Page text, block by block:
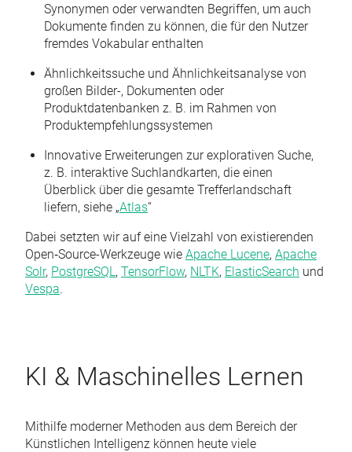
Synonymen oder verwandten Begriffen, um auch
Dokumente finden zu können, die für den Nutzer
fremdes Vokabular enthalten
Ähnlichkeitssuche und Ähnlichkeitsanalyse von
großen Bilder-, Dokumenten oder
Produktdatenbanken z. B. im Rahmen von
Produktempfehlungssystemen
Innovative Erweiterungen zur explorativen Suche,
z. B. interaktive Suchlandkarten, die einen
Überblick über die gesamte Trefferlandschaft
liefern, siehe „Atlas“
Dabei setzten wir auf eine Vielzahl von existierenden
Open‑Source-Werkzeuge wie Apache Lucene, Apache
Solr, PostgreSQL , TensorFlow, NLTK, ElasticSearch und
Vespa.
KI & Maschinelles Lernen
Mithilfe moderner Methoden aus dem Bereich der
Künstlichen Intelligenz können heute viele